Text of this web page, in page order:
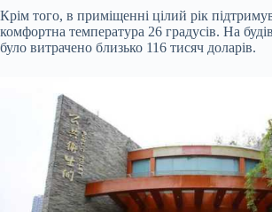
Крім того, в приміщенні цілий рік
комфортна температура 26 градусів. На
було витрачено близько 116 тисяч доларів.